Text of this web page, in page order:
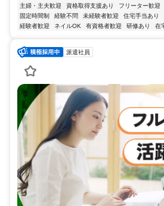
主婦・主夫歓迎
資格取得支援あり フリーター歓迎
固定時間制
経験不問 未経験者歓迎 住宅手当あり
経験者歓迎
ネイルOK 有資格者歓迎 研修あり 在
派遣社員